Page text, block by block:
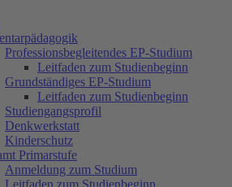
Professionsbegleitendes EP-Studium
Leitfaden zum Studienbeginn
Grundständiges EP-Studium
Leitfaden zum Studienbeginn
Studiengangsprofil
Denkwerkstatt
Kinderschutz
Primarstufe
Anmeldung zum Studium
Leitfaden zum Studienbeginn